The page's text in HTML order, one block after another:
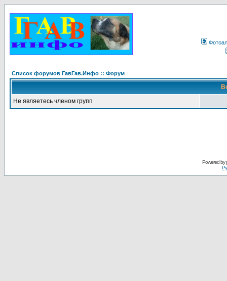
Список форумов ГавГав.Инфо :: Форум
Не являетесь членом групп
Powered by